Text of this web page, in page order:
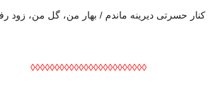
کنار حسرتی دیرینه ماندم / بهار من، گل من، زود
◊◊◊◊◊◊◊◊◊◊◊◊◊◊◊◊◊◊◊◊◊◊◊◊